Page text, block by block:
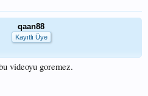
qaan88
Kayıtlı Üye
videoyu goremez.